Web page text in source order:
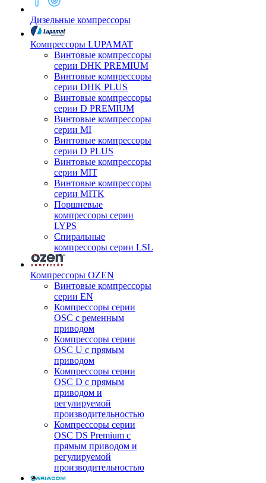
Дизельные компрессоры
Компрессоры LUPAMAT
Винтовые компрессоры
серии DHK PREMIUM
Винтовые компрессоры
серии DHK PLUS
Винтовые компрессоры
серии D PREMIUM
Винтовые компрессоры
серии MI
Винтовые компрессоры
серии D PLUS
Винтовые компрессоры
серии MIT
Винтовые компрессоры
серии MITK
Поршневые
компрессоры серии
LYPS
Спиральные
компрессоры серии LSL
Компрессоры OZEN
Винтовые компрессоры
серии EN
Компрессоры серии
OSC с ременным
приводом
Компрессоры серии
OSC U с прямым
приводом
Компрессоры серии
OSC D с прямым
приводом и
регулируемой
производительностью
Компрессоры серии
OSC DS Premium с
прямым приводом и
регулируемой
производительностью